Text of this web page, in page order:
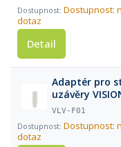
Dostupnost:
dotaz
Detail
Adaptér pro
uzávěry
VLV-F01
Dostupnost:
dotaz